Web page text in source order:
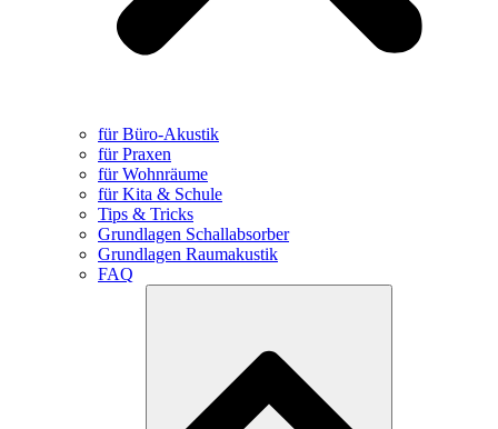
für Büro-Akustik
für Praxen
für Wohnräume
für Kita & Schule
Tips & Tricks
Grundlagen Schallabsorber
Grundlagen Raumakustik
FAQ